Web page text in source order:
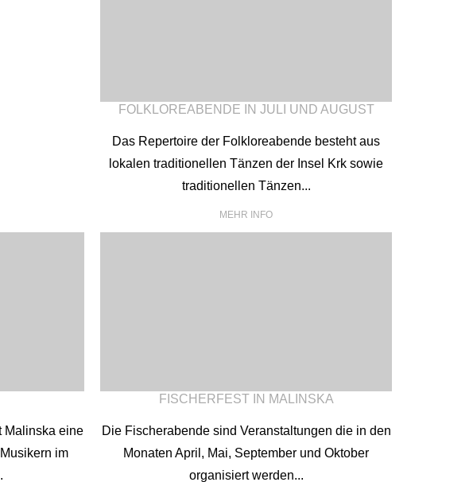
FOLKLOREABENDE IN JULI UND AUGUST
Das Repertoire der Folkloreabende besteht aus
lokalen traditionellen Tänzen der Insel Krk sowie
traditionellen Tänzen...
MEHR INFO
Malinska eine
im
FISCHERFEST IN MALINSKA
Die Fischerabende sind Veranstaltungen die in den
Monaten April, Mai, September und Oktober
organisiert werden...